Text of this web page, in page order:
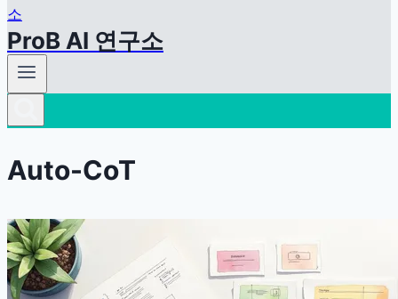
ProB AI 연구소
Auto-CoT